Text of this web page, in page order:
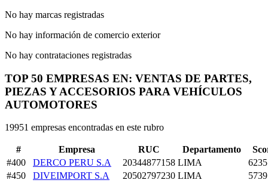
No hay marcas registradas
No hay información de comercio exterior
No hay contrataciones registradas
TOP 50 EMPRESAS EN: VENTAS DE PARTES,
PIEZAS Y ACCESORIOS PARA VEHÍCULOS
AUTOMOTORES
19951 empresas encontradas en este rubro
# Empresa RUC Departamento
#400
DERCO PERU S.A 20344877158 LIMA
#450
DIVEIMPORT S.A 20502797230 LIMA